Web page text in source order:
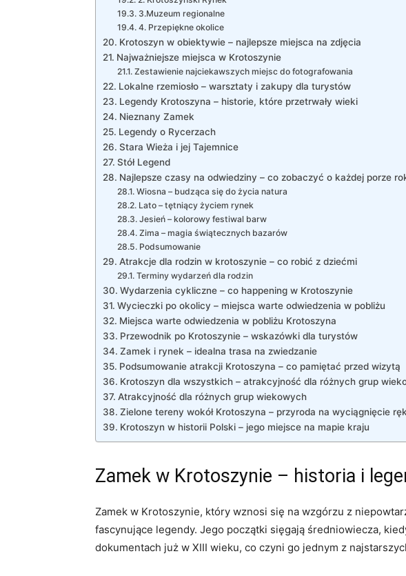
3.Muzeum regionalne
4. Przepiękne okolice
Krotoszyn w obiektywie – najlepsze miejsca na zdjęcia
Najważniejsze miejsca w Krotoszynie
Zestawienie najciekawszych miejsc do fotografowania
Lokalne rzemiosło – warsztaty i zakupy dla turystów
Legendy Krotoszyna – historie, które przetrwały wieki
Nieznany Zamek
Legendy o Rycerzach
Stara Wieża i jej Tajemnice
Stół Legend
Najlepsze czasy na odwiedziny – co zobaczyć o każdej porze
Wiosna – budząca się do życia natura
Lato – tętniący życiem rynek
Jesień – kolorowy festiwal barw
Zima – magia świątecznych bazarów
Podsumowanie
Atrakcje dla rodzin w krotoszynie – co robić z dziećmi
Terminy wydarzeń dla rodzin
Wydarzenia cykliczne – co happening w Krotoszynie
Wycieczki po okolicy – miejsca warte odwiedzenia w pobliżu
Miejsca warte odwiedzenia w pobliżu Krotoszyna
Przewodnik po Krotoszynie – wskazówki dla turystów
Zamek i rynek – idealna trasa na zwiedzanie
Podsumowanie atrakcji Krotoszyna – co pamiętać przed wizytą
Krotoszyn dla wszystkich – atrakcyjność dla różnych grup
Atrakcyjność dla różnych grup wiekowych
Zielone tereny wokół Krotoszyna – przyroda na wyciągnięcie
Krotoszyn w historii Polski – jego miejsce na mapie kraju
Zamek w Krotoszynie – historia i
Zamek w Krotoszynie, który wznosi się na wzgórzu z
fascynujące legendy. Jego początki sięgają średniowiecza,
dokumentach już w XIII wieku, co czyni go jednym z